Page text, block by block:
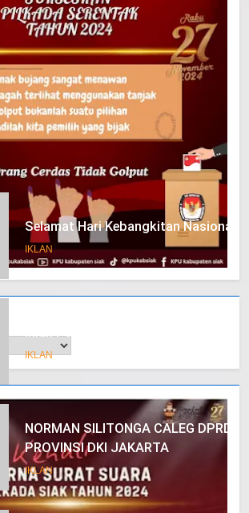
Selamat Hari Kebangkitan Nasional
IKLAN
Iklan Pemerintah Kabupaten Siak
IKLAN
NORMAN SILITONGA CALEG DPRD
PROVINSI DKI JAKARTA
IKLAN